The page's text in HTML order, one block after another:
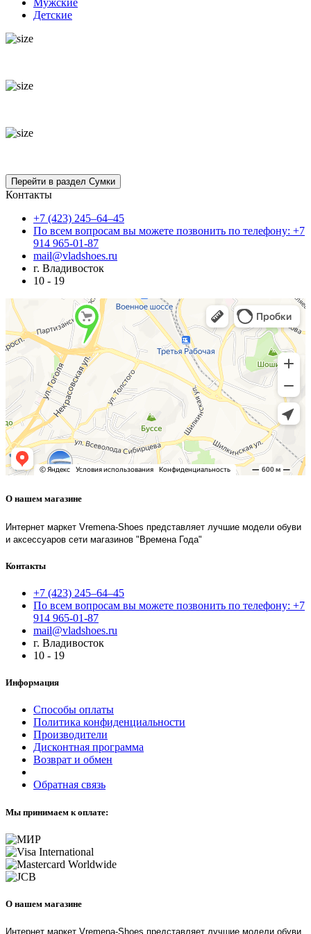
Мужские
Детские
Контакты
+7 (423) 245–64–45
По всем вопросам вы можете позвонить по телефону: +7
914 965-01-87
mail@vladshoes.ru
г. Владивосток
10 - 19
О нашем магазине
Интернет маркет Vremena-Shoes представляет лучшие модели обуви
и аксессуаров сети магазинов "Времена Года"
Контакты
+7 (423) 245–64–45
По всем вопросам вы можете позвонить по телефону: +7
914 965-01-87
mail@vladshoes.ru
г. Владивосток
10 - 19
Информация
Способы оплаты
Политика конфиденциальности
Производители
Дисконтная программа
Возврат и обмен
Обратная связь
Мы принимаем к оплате:
О нашем магазине
Интернет маркет Vremena-Shoes представляет лучшие модели обуви